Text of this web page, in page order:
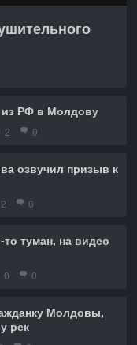
из РФ в Молдову
2 0
озвучил призыв к
2 0
туман, на видео
0 0
Молдовы,
рек